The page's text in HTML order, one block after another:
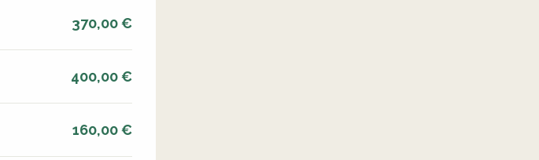
370,00 €
400,00 €
160,00 €